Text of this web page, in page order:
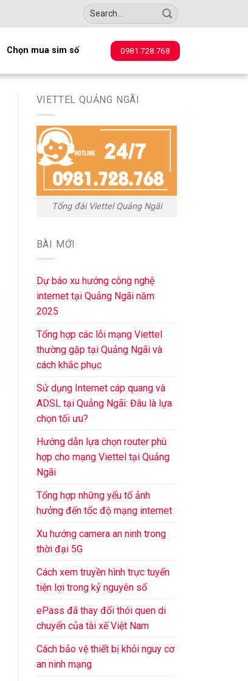
Chọn mua sim số 0981.728.768
VIETTEL QUẢNG NGÃI
Tổng đài Viettel Quảng Ngãi
BÀI MỚI
Dự báo xu hướng công nghệ
internet tại Quảng Ngãi năm
2025
Tổng hợp các lỗi mạng Viettel
thường gặp tại Quảng Ngãi và
cách khắc phục
Sử dụng Internet cáp quang và
ADSL tại Quảng Ngãi: Đâu là lựa
chọn tối ưu?
Hướng dẫn lựa chọn router phù
hợp cho mạng Viettel tại Quảng
Ngãi
Tổng hợp những yếu tố ảnh
hưởng đến tốc độ mạng internet
Xu hướng camera an ninh trong
thời đại 5G
Cách xem truyền hình trực tuyến
tiện lợi trong kỷ nguyên số
ePass đã thay đổi thói quen di
chuyển của tài xế Việt Nam
Cách bảo vệ thiết bị khỏi nguy cơ
an ninh mạng